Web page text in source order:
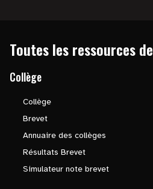
Toutes les ressources de
Collège
Collège
Brevet
Annuaire des collèges
Résultats Brevet
Simulateur note brevet